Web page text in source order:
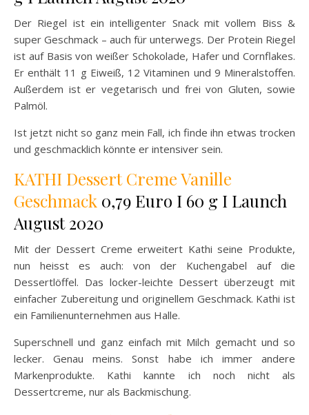
Der Riegel ist ein intelligenter Snack mit vollem Biss &
super Geschmack – auch für unterwegs. Der Protein Riegel
ist auf Basis von weißer Schokolade, Hafer und Cornflakes.
Er enthält 11 g Eiweiß, 12 Vitaminen und 9 Mineralstoffen.
Außerdem ist er vegetarisch und frei von Gluten, sowie
Palmöl.
Ist jetzt nicht so ganz mein Fall, ich finde ihn etwas trocken
und geschmacklich könnte er intensiver sein.
KATHI Dessert Creme Vanille
Geschmack 0,79 Euro I 60 g I Launch
August 2020
Mit der Dessert Creme erweitert Kathi seine Produkte,
nun heisst es auch: von der Kuchengabel auf die
Dessertlöffel. Das locker-leichte Dessert überzeugt mit
einfacher Zubereitung und originellem Geschmack. Kathi ist
ein Familienunternehmen aus Halle.
Superschnell und ganz einfach mit Milch gemacht und so
lecker. Genau meins. Sonst habe ich immer andere
Markenprodukte. Kathi kannte ich noch nicht als
Dessertcreme, nur als Backmischung.